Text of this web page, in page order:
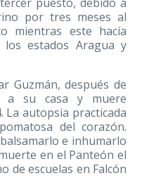
por tres meses al
mientras este hacía
estados Aragua y
Guzmán, después de
a su casa y muere
La autopsia practicada
del corazón.
e inhumarlo
en el Panteón el
de escuelas en Falcón